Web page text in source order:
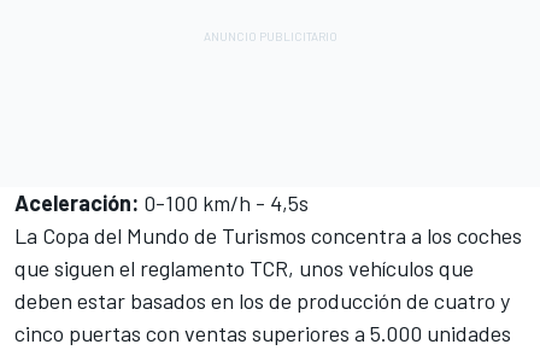
Aceleración: 0-100 km/h - 4,5s
La Copa del Mundo de Turismos concentra a los coches
que siguen el reglamento TCR, unos vehículos que
deben estar basados en los de producción de cuatro y
cinco puertas con ventas superiores a 5.000 unidades